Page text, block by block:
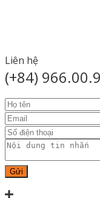
Liên hệ
(+84)